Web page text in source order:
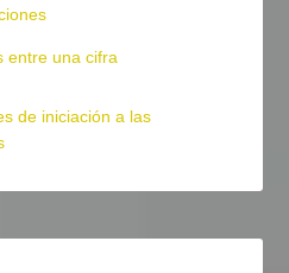
entre una cifra
de iniciación a las